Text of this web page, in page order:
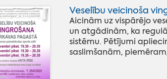
Veselību veicinoša
Aicinām uz vispārējo
un atgādinām, ka
sistēmu. Pētījumi
saslimšanām,